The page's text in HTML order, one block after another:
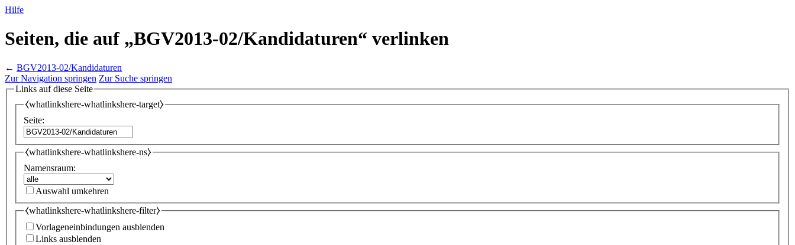
Hilfe
Seiten, die auf „BGV2013-02/Kandidaturen“ verlinken
← BGV2013-02/Kandidaturen
Zur Navigation springen Zur Suche springen
Links auf diese Seite
⧼whatlinkshere-whatlinkshere-target⧽
Seite:
⧼whatlinkshere-whatlinkshere-ns⧽
Namensraum:
Auswahl umkehren
⧼whatlinkshere-whatlinkshere-filter⧽
Vorlageneinbindungen ausblenden
Links ausblenden